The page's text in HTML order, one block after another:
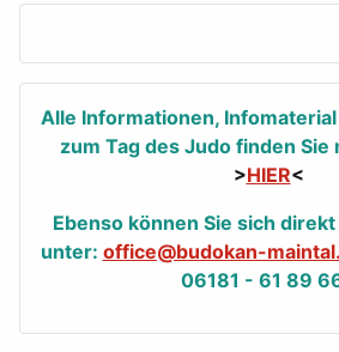
Alle Informationen,
zum Tag des Judo finden Sie
>HIER<
Ebenso können Sie sich
unter: office@budokan-
06181 - 61 89